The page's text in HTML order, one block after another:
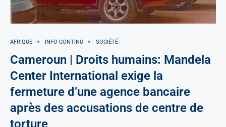
AFRIQUE INFO CONTINU SOCIÉTÉ
Cameroun | Droits humains: Mandela
Center International exige la
fermeture d’une agence bancaire
après des accusations de centre de
torture